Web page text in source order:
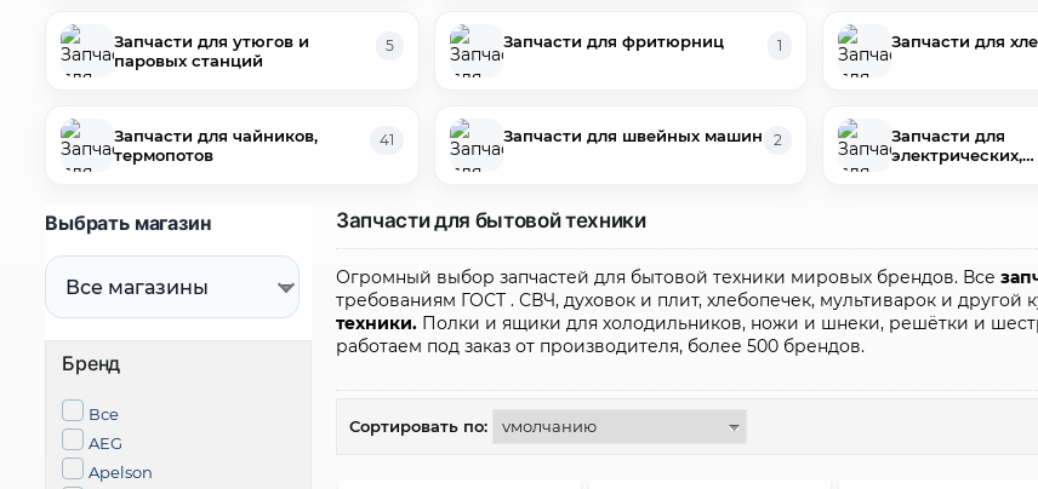
Запчасти для утюгов и
паровых станций
5 Запчасти для фритюрниц 1 Запчасти для
Запчасти для чайников,
термопотов
41 Запчасти для швейных машин 2
Запчасти для
электрических,
Выбрать магазин
Бренд
Все
AEG
Apelson
Запчасти для бытовой техники
Огромный выбор запчастей для бытовой техники мировых брендов. Все
требованиям ГОСТ . СВЧ, духовок и плит, хлебопечек, мультиварок и другой
техники. Полки и ящики для холодильников, ножи и шнеки, решётки и
работаем под заказ от производителя, более 500 брендов.
Сортировать по: